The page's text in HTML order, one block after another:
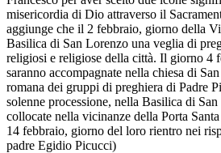
misericordia di Dio attraverso il
aggiunge che il 2 febbraio, giorno della
Basilica di San Lorenzo una veglia di
religiosi e religiose della città. Il giorno 4
saranno accompagnate nella chiesa di
romana dei gruppi di preghiera di Padre
solenne processione, nella Basilica di
collocate nella vicinanze della Porta
14 febbraio, giorno del loro rientro nei
padre Egidio Picucci)